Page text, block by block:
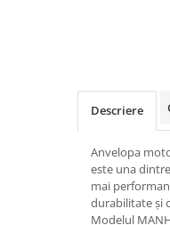
https://
https://
cauciucuri-bicicleta
Descriere
Anvelopa
este una
mai
durabilitate și
Modelul